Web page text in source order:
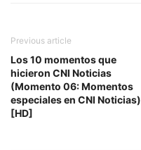
Previous article
Los 10 momentos que
hicieron CNI Noticias
(Momento 06: Momentos
especiales en CNI Noticias)
[HD]